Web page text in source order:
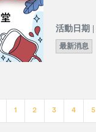
活動日期 |
最新消息
1 2 3 4 5